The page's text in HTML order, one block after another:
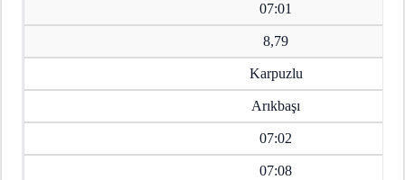
07:01
8,79
Karpuzlu
Arıkbaşı
07:02
07:08